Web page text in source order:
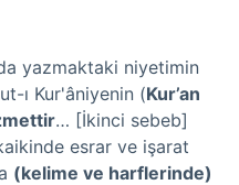
yazmaktaki niyetimin
ı Kur'âniyenin (Kur’an
… [İkinci sebeb]
esrar ve işarat
(kelime ve harflerinde)